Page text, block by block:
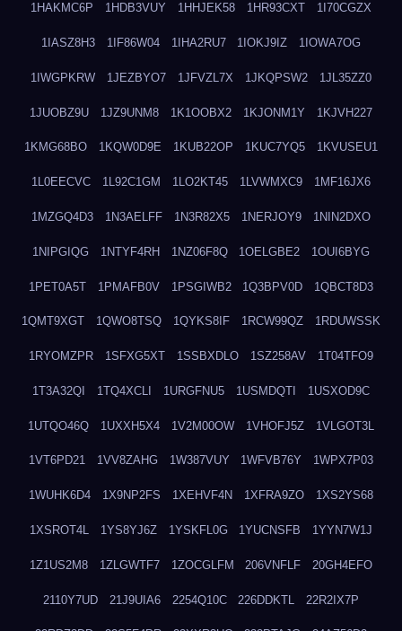
1HAKMC6P 1HDB3VUY 1HHJEK58 1HR93CXT 1I70CGZX
1IASZ8H3 1IF86W04 1IHA2RU7 1IOKJ9IZ 1IOWA7OG
1IWGPKRW 1JEZBYO7 1JFVZL7X 1JKQPSW2 1JL35ZZ0
1JUOBZ9U 1JZ9UNM8 1K1OOBX2 1KJONM1Y 1KJVH227
1KMG68BO 1KQW0D9E 1KUB22OP 1KUC7YQ5 1KVUSEU1
1L0EECVC 1L92C1GM 1LO2KT45 1LVWMXC9 1MF16JX6
1MZGQ4D3 1N3AELFF 1N3R82X5 1NERJOY9 1NIN2DXO
1NIPGIQG 1NTYF4RH 1NZ06F8Q 1OELGBE2 1OUI6BYG
1PET0A5T 1PMAFB0V 1PSGIWB2 1Q3BPV0D 1QBCT8D3
1QMT9XGT 1QWO8TSQ 1QYKS8IF 1RCW99QZ 1RDUWSSK
1RYOMZPR 1SFXG5XT 1SSBXDLO 1SZ258AV 1T04TFO9
1T3A32QI 1TQ4XCLI 1URGFNU5 1USMDQTI 1USXOD9C
1UTQO46Q 1UXXH5X4 1V2M00OW 1VHOFJ5Z 1VLGOT3L
1VT6PD21 1VV8ZAHG 1W387VUY 1WFVB76Y 1WPX7P03
1WUHK6D4 1X9NP2FS 1XEHVF4N 1XFRA9ZO 1XS2YS68
1XSROT4L 1YS8YJ6Z 1YSKFL0G 1YUCNSFB 1YYN7W1J
1Z1US2M8 1ZLGWTF7 1ZOCGLFM 206VNFLF 20GH4EFO
2110Y7UD 21J9UIA6 2254Q10C 226DDKTL 22R2IX7P